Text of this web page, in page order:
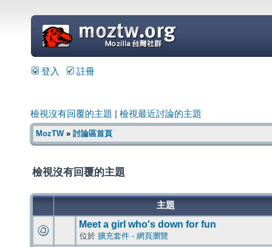
=
登入 註冊
檢視沒有回覆的主題 檢視最近討論的主題
MozTW» 討論區首頁
檢視沒有回覆的主題
主題
Meet a girl who's down for fun
位於 擴充套件 - 網頁瀏覽